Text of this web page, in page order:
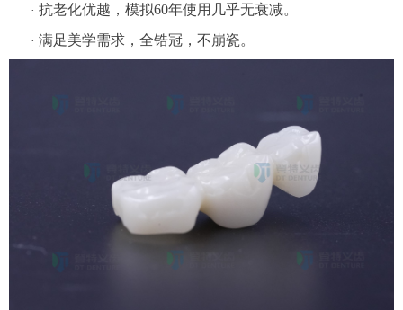
· 抗老化优越，模拟60年使用几乎无衰减。
· 满足美学需求，全锆冠，不崩瓷。